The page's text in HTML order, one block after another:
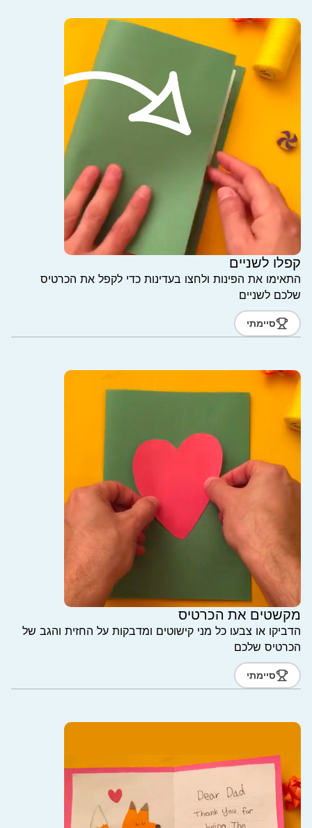
קפלו לשניים
התאימו את הפינות ולחצו בעדינות כדי לקפל את הכרטיס
שלכם לשניים
סיימתי
מקשטים את הכרטיס
הדביקו או צבעו כל מני קישוטים ומדבקות על החזית והגב של
הכרטיס שלכם
סיימתי